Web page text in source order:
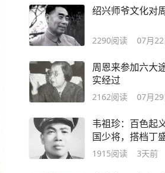
绍兴师爷文化对
2290阅读 07月22
周恩来参加六大
实经过
2162阅读 07月29
韦祖珍：百色起
国少将，搭档丁
挥135师创立奇功
1915阅读 3天前